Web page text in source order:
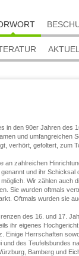
in den 90er Jahren des
und umfangreichen
verhört, gefoltert, zum
an zahlreichen
und ihr
Wir zählen auch
Sie wurden oftmals
Oftmals wurden sie
des 16. und 17.
ihr eigenes
Einige Herrschaften
und des Teufelsbundes
Bamberg und